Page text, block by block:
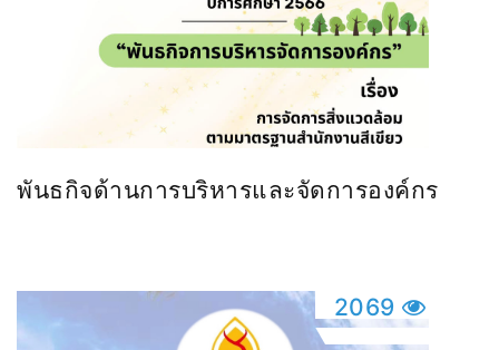
พันธกิจด้านการบริหารและจัดการองค์กร
2069